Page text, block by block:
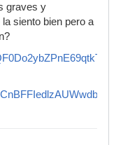
graves y
siento bien pero a